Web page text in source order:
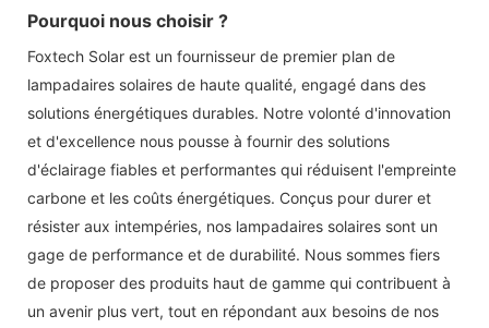
Pourquoi nous choisir ?
Foxtech Solar est un fournisseur de premier plan de
lampadaires solaires de haute qualité, engagé dans des
solutions énergétiques durables. Notre volonté d'innovation
et d'excellence nous pousse à fournir des solutions
d'éclairage fiables et performantes qui réduisent l'empreinte
carbone et les coûts énergétiques. Conçus pour durer et
résister aux intempéries, nos lampadaires solaires sont un
gage de performance et de durabilité. Nous sommes fiers
de proposer des produits haut de gamme qui contribuent à
un avenir plus vert, tout en répondant aux besoins de nos